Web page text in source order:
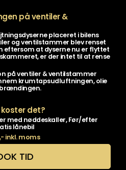
på ventiler &
placeret i bilens
og ventilstammer blev renset
at dyserne nu er flyttet
er der intet til at rense
på ventiler & ventilstammer
krumtapsudluftningen, olie
det?
med nøddeskaller, Før/efter
lånebil
inkl. moms
TID